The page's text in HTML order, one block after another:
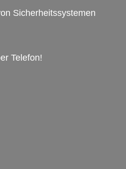
Sicherheitssystemen
Telefon!